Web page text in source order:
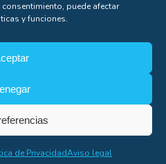
puede afectar
y funciones.
de PrivacidadAviso legal
privacidad
Soporte
Fígares |8web